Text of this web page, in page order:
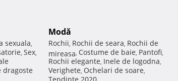
sexuala,
, Sex,
dragoste
Modă
Rochii, Rochii de seara, Rochii de
mireasa, Costume de baie, Pantofi,
Rochii elegante, Inele de logodna,
Verighete, Ochelari de soare,